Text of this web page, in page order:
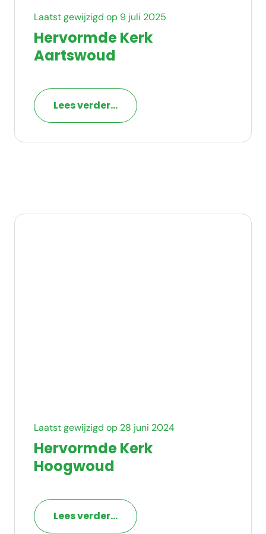
Hervormde Kerk
Aartswoud
Laatst gewijzigd op 9 juli 2025
Lees verder...
Hervormde Kerk
Hoogwoud
Laatst gewijzigd op 28 juni 2024
Lees verder...